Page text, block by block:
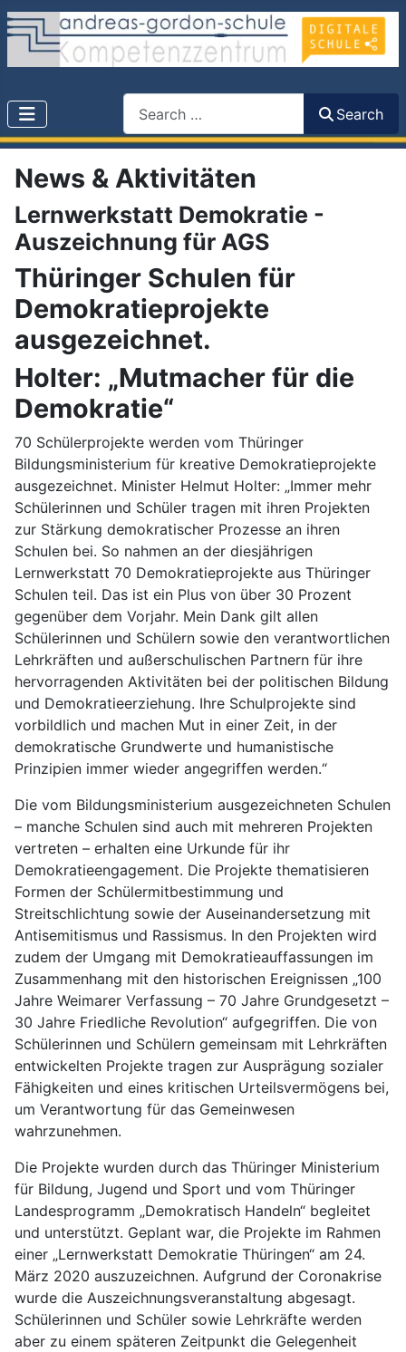
Search
News & Aktivitäten
Lernwerkstatt Demokratie -
Auszeichnung für AGS
Thüringer Schulen für
Demokratieprojekte
ausgezeichnet.
Holter: „Mutmacher für die
Demokratie“
70 Schülerprojekte werden vom Thüringer
Bildungsministerium für kreative Demokratieprojekte
ausgezeichnet. Minister Helmut Holter: „Immer mehr
Schülerinnen und Schüler tragen mit ihren Projekten
zur Stärkung demokratischer Prozesse an ihren
Schulen bei. So nahmen an der diesjährigen
Lernwerkstatt 70 Demokratieprojekte aus Thüringer
Schulen teil. Das ist ein Plus von über 30 Prozent
gegenüber dem Vorjahr. Mein Dank gilt allen
Schülerinnen und Schülern sowie den verantwortlichen
Lehrkräften und außerschulischen Partnern für ihre
hervorragenden Aktivitäten bei der politischen Bildung
und Demokratieerziehung. Ihre Schulprojekte sind
vorbildlich und machen Mut in einer Zeit, in der
demokratische Grundwerte und humanistische
Prinzipien immer wieder angegriffen werden.“
Die vom Bildungsministerium ausgezeichneten Schulen
– manche Schulen sind auch mit mehreren Projekten
vertreten – erhalten eine Urkunde für ihr
Demokratieengagement. Die Projekte thematisieren
Formen der Schülermitbestimmung und
Streitschlichtung sowie der Auseinandersetzung mit
Antisemitismus und Rassismus. In den Projekten wird
zudem der Umgang mit Demokratieauffassungen im
Zusammenhang mit den historischen Ereignissen „100
Jahre Weimarer Verfassung – 70 Jahre Grundgesetzt –
30 Jahre Friedliche Revolution“ aufgegriffen. Die von
Schülerinnen und Schülern gemeinsam mit Lehrkräften
entwickelten Projekte tragen zur Ausprägung sozialer
Fähigkeiten und eines kritischen Urteilsvermögens bei,
um Verantwortung für das Gemeinwesen
wahrzunehmen.
Die Projekte wurden durch das Thüringer Ministerium
für Bildung, Jugend und Sport und vom Thüringer
Landesprogramm „Demokratisch Handeln“ begleitet
und unterstützt. Geplant war, die Projekte im Rahmen
einer „Lernwerkstatt Demokratie Thüringen“ am 24.
März 2020 auszuzeichnen. Aufgrund der Coronakrise
wurde die Auszeichnungsveranstaltung abgesagt.
Schülerinnen und Schüler sowie Lehrkräfte werden
aber zu einem späteren Zeitpunkt die Gelegenheit